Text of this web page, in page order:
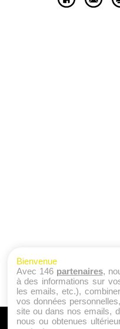
Bienvenue
Avec 146 partenaires,
à des informations sur
les emails, etc.),
vos données
site ou dans nos emails,
nous ou obtenues